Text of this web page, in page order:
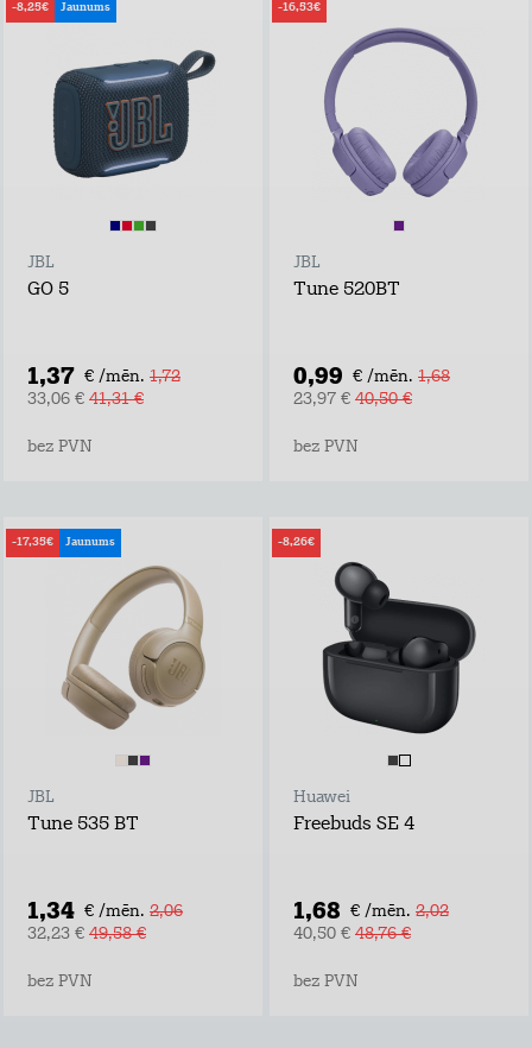
-8,25€ Jaunums
JBL
GO 5
1,37 € /mēn. 1,72
33,06 € 41,31 €
bez PVN
-16,53€
JBL
Tune 520BT
0,99 € /mēn. 1,68
23,97 € 40,50 €
bez PVN
-17,35€ Jaunums
JBL
Tune 535 BT
1,34 € /mēn. 2,06
32,23 € 49,58 €
bez PVN
-8,26€
Huawei
Freebuds SE 4
1,68 € /mēn. 2,02
40,50 € 48,76 €
bez PVN